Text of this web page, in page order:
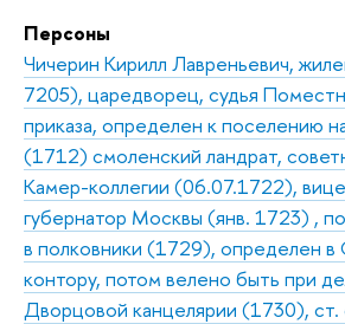
Персоны
Чичерин Кирилл Лавреньевич,
7205), царедворец, судья
приказа, определен к поселению
(1712) смоленский ландрат,
Камер-коллегии (06.07.1722),
губернатор Москвы (янв. 1723) ,
в полковники (1729), определен в
контору, потом велено быть при
Дворцовой канцелярии (1730), ст.